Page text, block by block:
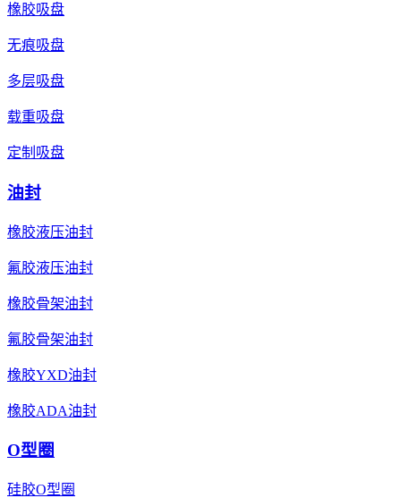
橡胶吸盘
无痕吸盘
多层吸盘
载重吸盘
定制吸盘
油封
橡胶液压油封
氟胶液压油封
橡胶骨架油封
氟胶骨架油封
橡胶YXD油封
橡胶ADA油封
O型圈
硅胶O型圈